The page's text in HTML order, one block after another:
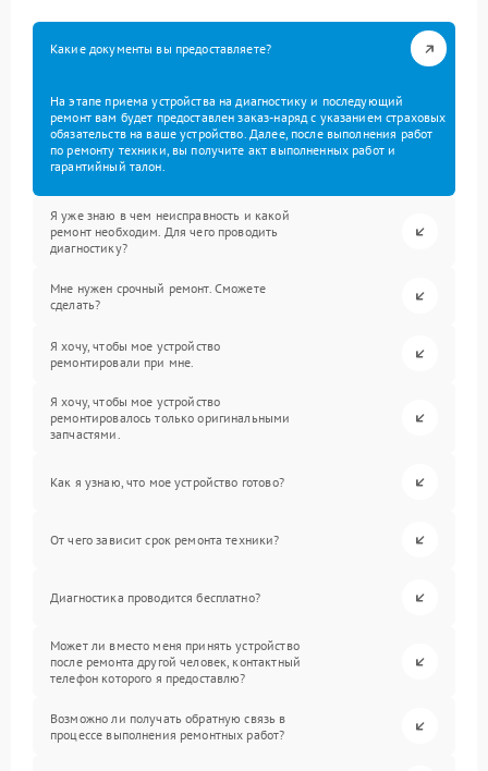
Какие документы вы предоставляете?
На этапе приема устройства на диагностику и последующий
ремонт вам будет предоставлен заказ-наряд с указанием страховых
обязательств на ваше устройство. Далее, после выполнения работ
по ремонту техники, вы получите акт выполненных работ и
гарантийный талон.
Я уже знаю в чем неисправность и какой
ремонт необходим. Для чего проводить
диагностику?
Мне нужен срочный ремонт. Сможете
сделать?
Я хочу, чтобы мое устройство
ремонтировали при мне.
Я хочу, чтобы мое устройство
ремонтировалось только оригинальными
запчастями.
Как я узнаю, что мое устройство готово?
От чего зависит срок ремонта техники?
Диагностика проводится бесплатно?
Может ли вместо меня принять устройство
после ремонта другой человек, контактный
телефон которого я предоставлю?
Возможно ли получать обратную связь в
процессе выполнения ремонтных работ?